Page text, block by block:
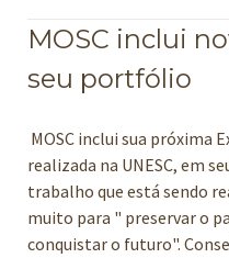
MOSC inclui
seu portfólio
MOSC inclui sua próxima
realizada na UNESC, em
trabalho que está sendo
muito para " preservar o
conquistar o futuro".